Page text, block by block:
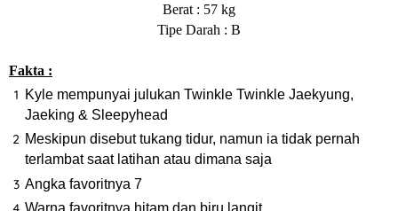
Berat : 57 kg
Tipe Darah : B
Fakta :
Kyle mempunyai julukan Twinkle Twinkle Jaekyung,
Jaeking & Sleepyhead
Meskipun disebut tukang tidur, namun ia tidak pernah
terlambat saat latihan atau dimana saja
Angka favoritnya 7
Warna favoritnya hitam dan biru langit